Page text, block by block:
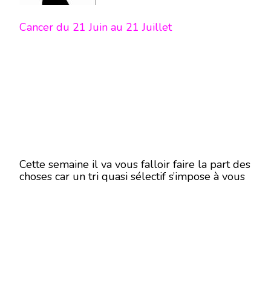
Cancer du 21 Juin au 21 Juillet
Cette semaine il va vous falloir faire la part des
choses car un tri quasi sélectif s’impose à vous